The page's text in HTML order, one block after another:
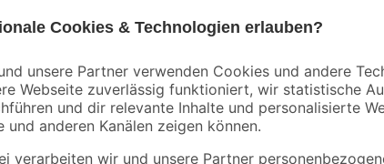
DN 50
Geberit
'Duofix' 112 cm mit
Unterputz-Spülkasten
'Sigma' 12 cm
249,99 €
Marley
110
1,79 €